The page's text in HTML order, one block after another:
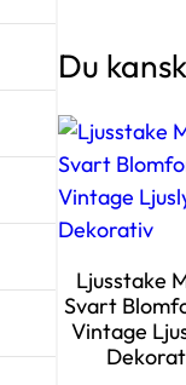
Du
Ljusstake
Svart
Vintage